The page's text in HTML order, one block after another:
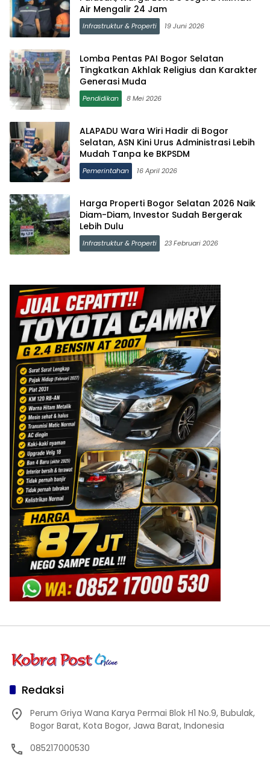
Air Mengalir 24 Jam
Infrastruktur & Properti 19 Juni 2026
Lomba Pentas PAI Bogor Selatan
Tingkatkan Akhlak Religius dan Karakter
Generasi Muda
Pendidikan 8 Mei 2026
ALAPADU Wara Wiri Hadir di Bogor
Selatan, ASN Kini Urus Administrasi Lebih
Mudah Tanpa ke BKPSDM
Pemerintahan 16 April 2026
Harga Properti Bogor Selatan 2026 Naik
Diam-Diam, Investor Sudah Bergerak
Lebih Dulu
Infrastruktur & Properti 23 Februari 2026
Redaksi
Perum Griya Wana Karya Permai Blok H1 No.9, Bubulak,
Bogor Barat, Kota Bogor, Jawa Barat, Indonesia
085217000530